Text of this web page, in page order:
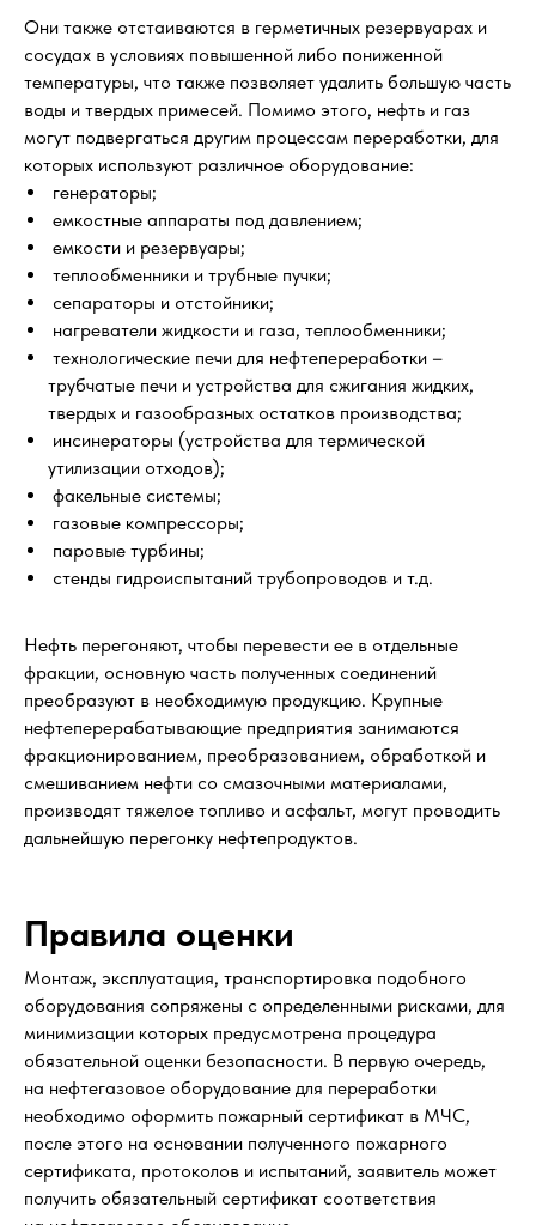
Они также отстаиваются в герметичных резервуарах и
сосудах в условиях повышенной либо пониженной
температуры, что также позволяет удалить большую часть
воды и твердых примесей. Помимо этого, нефть и газ
могут подвергаться другим процессам переработки, для
которых используют различное оборудование:
генераторы;
емкостные аппараты под давлением;
емкости и резервуары;
теплообменники и трубные пучки;
сепараторы и отстойники;
нагреватели жидкости и газа, теплообменники;
технологические печи для нефтепереработки –
трубчатые печи и устройства для сжигания жидких,
твердых и газообразных остатков производства;
инсинераторы (устройства для термической
утилизации отходов);
факельные системы;
газовые компрессоры;
паровые турбины;
стенды гидроиспытаний трубопроводов и т.д.
Нефть перегоняют, чтобы перевести ее в отдельные
фракции, основную часть полученных соединений
преобразуют в необходимую продукцию. Крупные
нефтеперерабатывающие предприятия занимаются
фракционированием, преобразованием, обработкой и
смешиванием нефти со смазочными материалами,
производят тяжелое топливо и асфальт, могут проводить
дальнейшую перегонку нефтепродуктов.
Правила оценки
Монтаж, эксплуатация, транспортировка подобного
оборудования сопряжены с определенными рисками, для
минимизации которых предусмотрена процедура
обязательной оценки безопасности. В первую очередь,
на нефтегазовое оборудование для переработки
необходимо оформить пожарный сертификат в МЧС,
после этого на основании полученного пожарного
сертификата, протоколов и испытаний, заявитель может
получить обязательный сертификат соответствия